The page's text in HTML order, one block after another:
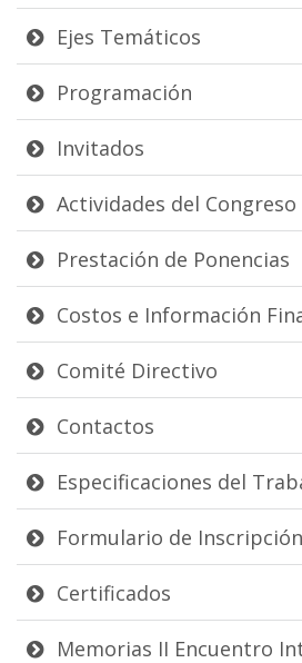
Ejes Temáticos
Programación
Invitados
Actividades del Congreso
Prestación de Ponencias
Costos e Información
Comité Directivo
Contactos
Especificaciones del
Formulario de Inscripción
Certificados
Memorias II Encuentro